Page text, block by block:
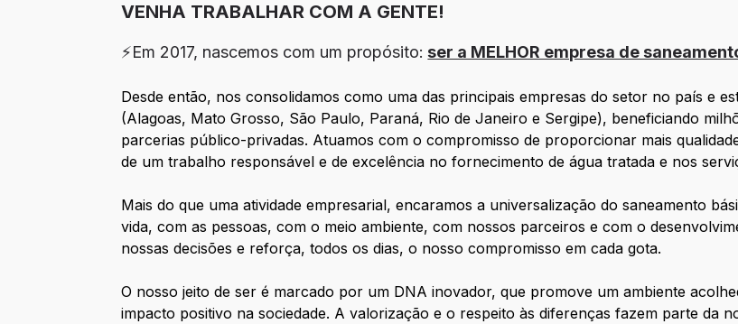
VENHA TRABALHAR COM A GENTE!
⚡Em 2017, nascemos com um propósito: ser a MELHOR empresa de
Desde então, nos consolidamos como uma das principais empresas do setor no país e
(Alagoas, Mato Grosso, São Paulo, Paraná, Rio de Janeiro e Sergipe), beneficiando
parcerias público-privadas. Atuamos com o compromisso de proporcionar mais
de um trabalho responsável e de excelência no fornecimento de água tratada e nos
Mais do que uma atividade empresarial, encaramos a universalização do saneamento
vida, com as pessoas, com o meio ambiente, com nossos parceiros e com o
nossas decisões e reforça, todos os dias, o nosso compromisso em cada gota.
O nosso jeito de ser é marcado por um DNA inovador, que promove um ambiente
impacto positivo na sociedade. A valorização e o respeito às diferenças fazem parte da